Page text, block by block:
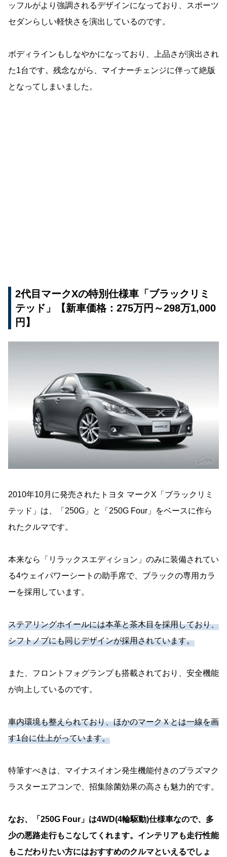
ッフルがより強調されるデザインになっており、スポーツ
セダンらしい軽快さを演出しているのです。
ボディラインもしなやかになっており、上品さが演出され
た1台です。残念ながら、マイナーチェンジに伴って絶版
となってしまいました。
2代目マークXの特別仕様車「ブラックリミ
テッド」【新車価格：275万円～298万1,000
円】
2010年10月に発売されたトヨタ マークX「ブラックリミ
テッド」は、「250G」と「250G Four」をベースに作ら
れたクルマです。
本来なら「リラックスエディション」のみに装備されてい
る4ウェイパワーシートの助手席で、ブラックの専用カラ
ーを採用しています。
ステアリングホイールには本革と茶木目を採用しており、
シフトノブにも同じデザインが採用されています。
また、フロントフォグランプも搭載されており、安全機能
が向上しているのです。
車内環境も整えられており、ほかのマークＸとは一線を画
す1台に仕上がっています。
特筆すべきは、マイナスイオン発生機能付きのプラズマク
ラスターエアコンで、招集除菌効果の高さも魅力的です。
なお、「250G Four」は4WD(4輪駆動)仕様車なので、多
少の悪路走行もこなしてくれます。インテリアも走行性能
もこだわりたい方にはおすすめのクルマといえるでしょ